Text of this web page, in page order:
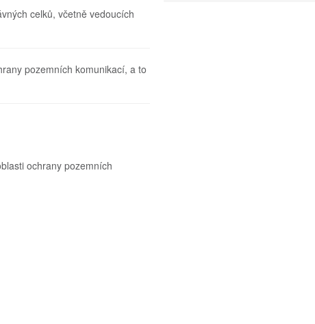
celků, včetně vedoucích
pozemních komunikací, a to
ochrany pozemních